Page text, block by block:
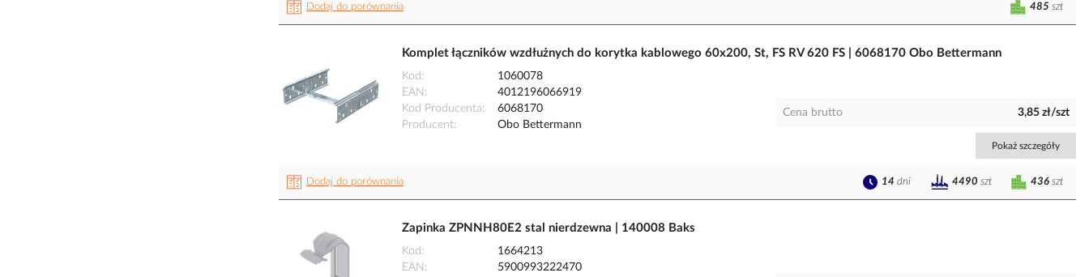
Dodaj do porównania 485 szt
Komplet łączników wzdłużnych do korytka kablowego 60x200, St, FS RV 620 FS | 6068170 Obo Bettermann
Kod
1060078
EAN
4012196066919
Kod Producenta
6068170
Producent
Obo Bettermann
Cena brutto 3,85 zł/szt
Pokaż szczegóły
Dodaj do porównania 436 szt
14 dni 4490 szt
Zapinka ZPNNH80E2 stal nierdzewna | 140008 Baks
Kod
1664213
EAN
5900993222470